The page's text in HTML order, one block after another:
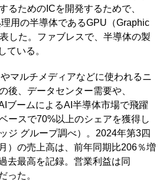
るためのICを開発するためで、
用の半導体であるGPU（Graphic
した。ファブレスで、半導体の製
ている。
マルチメディアなどに使われるニ
後、データセンター需要や、
ブームによるAI半導体市場で飛躍
ースで70%以上のシェアを獲得し
ジ グループ調べ）。2024年第3四
）の売上高は、前年同期比206％増
去最高を記録。営業利益は同
った。